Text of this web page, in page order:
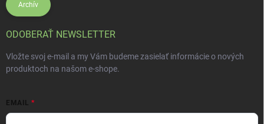
Archív
ODOBERAŤ NEWSLETTER
Vložte svoj e-mail a my Vám budeme zasielať informácie o nových
produktoch na našom e-shope.
EMAIL